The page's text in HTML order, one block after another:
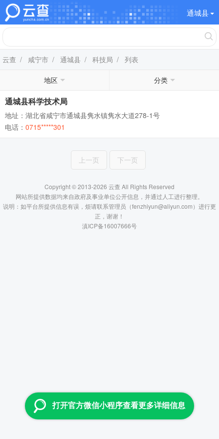
通城县
云查 / 咸宁市 / 通城县 / 科技局 / 列表
地区 分类
通城县科学技术局
地址：湖北省咸宁市通城县隽水镇隽水大道278-1号
电话： 0715*****301
上一页 下一页
Copyright © 2013-2026 云查 All Rights Reserved
网站所提供数据均来自政府及事业单位公开信息，并通过人工进行整理。
说明：如平台所提供信息有误，烦请联系管理员（fenzhiyun@aliyun.com）进行更
正，谢谢！
滇ICP备16007666号
打开官方微信小程序查看更多详细信息